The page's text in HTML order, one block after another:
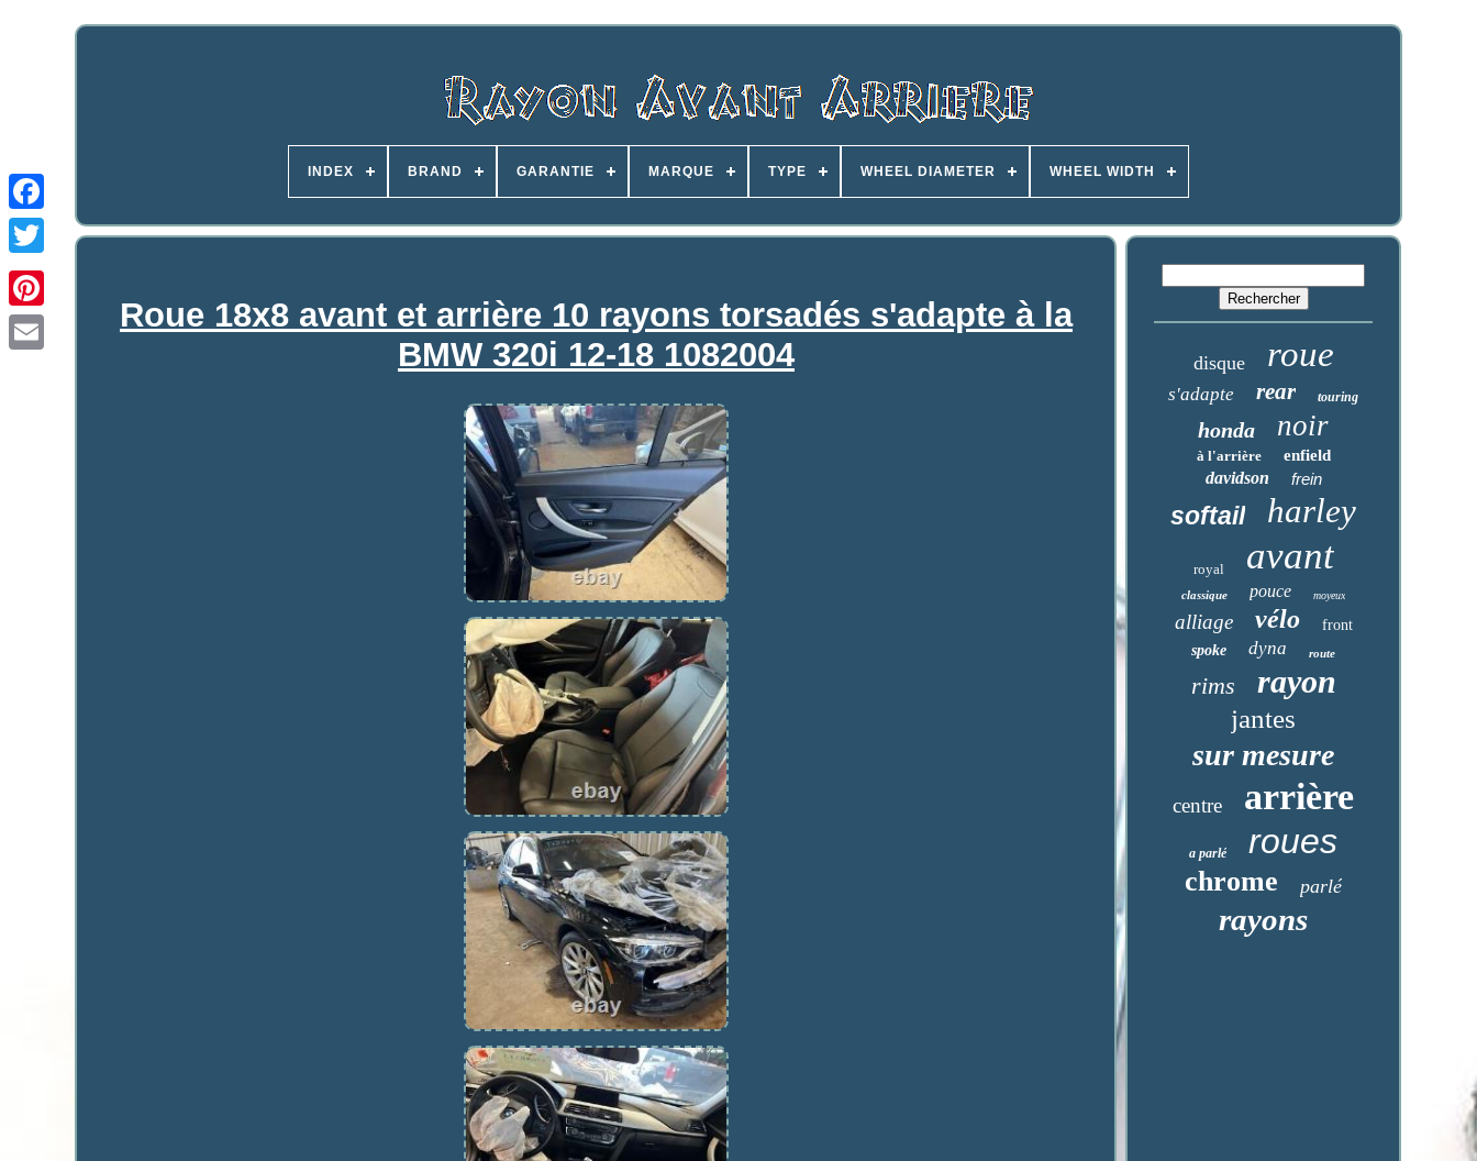
INDEX BRAND GARANTIE MARQUE TYPE WHEEL DIAMETER WHEEL WIDTH
Roue 18x8 avant et arrière 10 rayons torsadés s'adapte à la
BMW 320i 12-18 1082004
disque roue
s'adapte rear touring
honda noir
à l'arrière enfield
davidson frein
softail harley
royal avant
classique pouce moyeux
alliage vélo
front
spoke
dyna route
rims rayon
jantes
sur mesure
centre arrière
a parlé roues
chrome parlé
rayons